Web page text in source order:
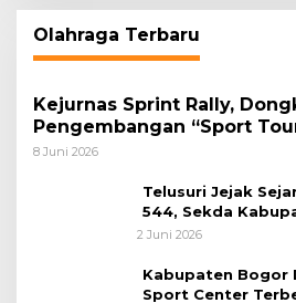
Olahraga Terbaru
Kejurnas Sprint Rally,
Pengembangan “Sport
Tengah
8 Juni 2026
Telusuri Jejak
544, Sekda
Gowes Napak
2 Juni 2026
Kabupaten Bogor
Sport Center